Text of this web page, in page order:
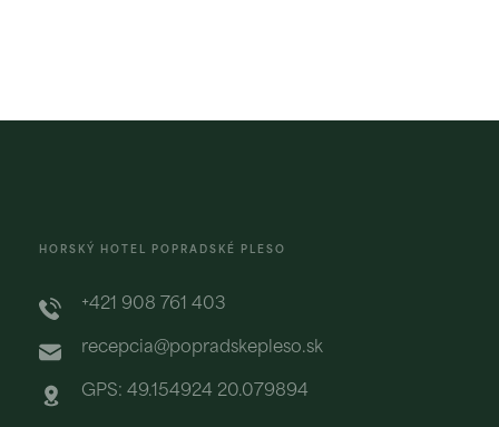
HORSKÝ HOTEL POPRADSKÉ PLESO
+421 908 761 403
recepcia@popradskepleso.sk
GPS: 49.154924 20.079894